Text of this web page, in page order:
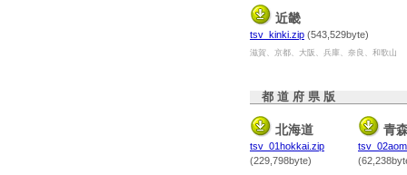
近畿
tsv_kinki.zip (543,529byte)
滋賀、京都、大阪、兵庫、奈良、和歌山
都 道 府 県 版
北海道
tsv_01hokkai.zip
(229,798byte)
青